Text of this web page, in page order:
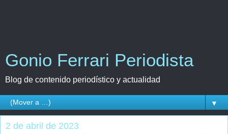
Gonio Ferrari Periodista
Blog de contenido periodístico y actualidad
▼
2 de abril de 2023